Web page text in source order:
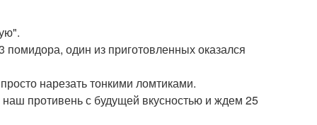
один из приготовленных оказался
нарезать тонкими ломтиками.
противень с будущей вкусностью и ждем 25